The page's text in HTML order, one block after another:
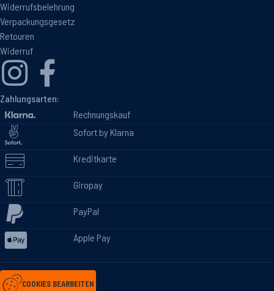
Widerrufsbelehrung
Verpackungsgesetz
Retouren
Widerruf
Zahlungsarten:
Rechnungskauf
Sofort by Klarna
Kreditkarte
Giropay
PayPal
Apple Pay
COOKIES BEARBEITEN